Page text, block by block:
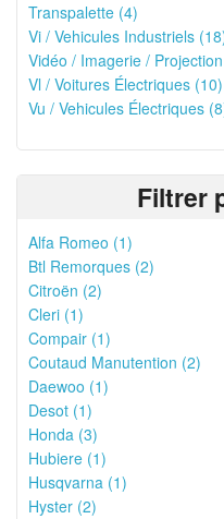
Transpalette (4)
Vi / Vehicules Industriels
Vidéo / Imagerie /
Vl / Voitures Électriques (10)
Vu / Vehicules Électriques
Filtrer
Alfa Romeo (1)
Btl Remorques (2)
Citroën (2)
Cleri (1)
Compair (1)
Coutaud Manutention (2)
Daewoo (1)
Desot (1)
Honda (3)
Hubiere (1)
Husqvarna (1)
Hyster (2)